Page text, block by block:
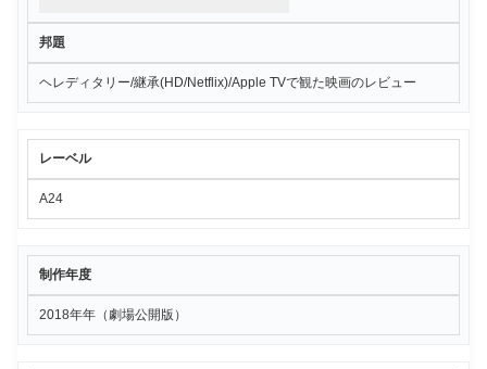
邦題
ヘレディタリー/継承(HD/Netflix)/Apple TVで観た映画のレビュー
レーベル
A24
制作年度
2018年年（劇場公開版）